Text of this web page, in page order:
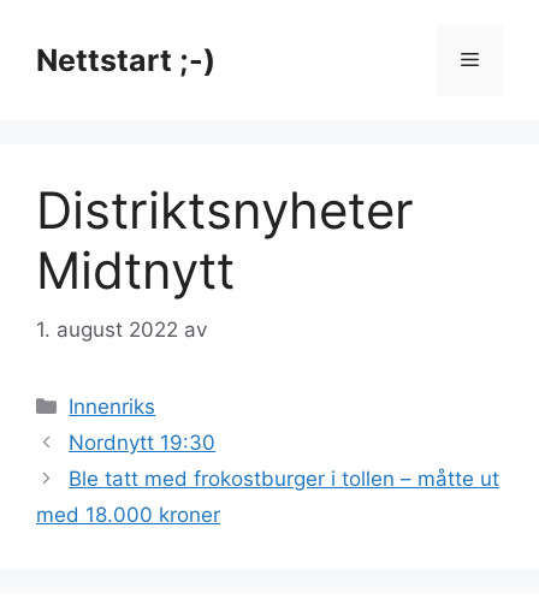
innholdNettstart ;-) Meny
Distriktsnyheter
Midtnytt
1. august 2022 av
Kategorier
Innenriks
Nordnytt 19:30
Ble tatt med frokostburger i tollen – måtte ut
med 18.000 kroner